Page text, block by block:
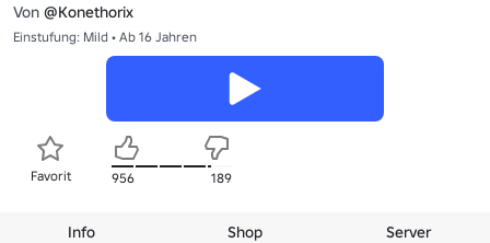
Von @Konethorix
Einstufung: Mild • Ab 16 Jahren
Favorit 956 189
Info Shop Server